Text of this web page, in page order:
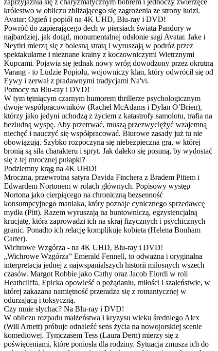
zaprzyjaźnia się z charyzmatycznym bobrem i jednoczy zwierzęce
królestwo w obliczu zbliżającego się zagrożenia ze strony ludzi.
Avatar: Ogień i popiół na 4K UHD, Blu-ray i DVD!
Powróć do zapierającego dech w piersiach świata Pandory w
najbardziej, jak dotąd, monumentalnej odsłonie sagi Avatar. Jake i
Neytiri mierzą się z bolesną stratą i wyruszają w podróż przez
spektakularne i nieznane krainy z koczowniczymi Wietrznymi
Kupcami. Pojawia się jednak nowy wróg dowodzony przez okrutną
Varang - to Ludzie Popiołu, wojowniczy klan, który odwrócił się od
Eywy i zerwał z pradawnymi tradycjami Na'vi.
Pomocy na Blu-ray i DVD!
W tym tętniącym czarnym humorem thrillerze psychologicznym
dwoje współpracowników (Rachel McAdams i Dylan O’Brien),
którzy jako jedyni uchodzą z życiem z katastrofy samolotu, trafia na
bezludną wyspę. Aby przetrwać, muszą przezwyciężyć wzajemną
niechęć i nauczyć się współpracować. Biurowe zasady już tu nie
obowiązują. Szybko rozpoczyna się niebezpieczna gra, w której
bronią są siła charakteru i spryt. Jak daleko się posuną, by wydostać
się z tej mrocznej pułapki?
Podziemny krąg na 4K UHD!
Mroczna, przewrotna satyra Davida Finchera z Bradem Pittem i
Edwardem Nortonem w rolach głównych. Popisowy występ
Nortona jako cierpiącego na chroniczną bezsenność
konsumpcyjnego maniaka, który poznaje cynicznego sprzedawcę
mydła (Pitt). Razem wyruszają na buntowniczą, egzystencjalną
krucjatę, która zaprowadzi ich na skraj fizycznych i psychicznych
granic. Ponadto ich relację komplikuje kobieta (Helena Bonham
Carter).
Wichrowe Wzgórza - na 4K UHD, Blu-ray i DVD!
„Wichrowe Wzgórza” Emerald Fennell, to odważna i oryginalna
interpretacja jednej z najwspanialszych historii miłosnych wszech
czasów. Margot Robbie jako Cathy oraz Jacob Elordi w roli
Heathcliffa. Epicka opowieść o pożądaniu, miłości i szaleństwie, w
której zakazana namiętność przeradza się z romantycznej w
odurzającą i toksyczną.
Czy mnie słychac? Na Blu-ray i DVD!
W obliczu rozpadu małżeństwa i kryzysu wieku średniego Alex
(Will Arnett) próbuje odnaleźć sens życia na nowojorskiej scenie
komediowej. Tymczasem Tess (Laura Dern) mierzy się z
poświęceniami, które poniosła dla rodziny. Sytuacja zmusza ich do